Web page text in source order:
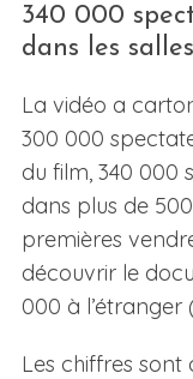
340 000
dans les
La vidéo a
300 000
du film, 340 000
dans plus de
premières
découvrir le
000 à l’étranger
Les chiffres sont